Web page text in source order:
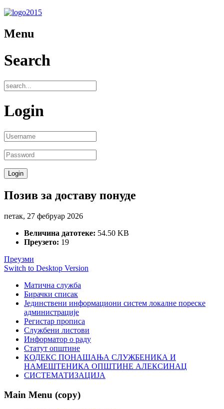
Menu
Search
Login
Позив за доставу понуде
петак, 27 фебруар 2026
Величина датотеке: 54.50 KB
Преузето: 19
Преузми
Switch to Desktop Version
Матична служба
Бирачки списак
Јединствени информациони систем локалне пореске
администрације
Регистар прописа
Службени листови
Информатор о раду
Статут општине
КОДЕКС ПОНАШАЊА СЛУЖБЕНИКА И
НАМЕШТЕНИКА ОПШТИНЕ АЛЕКСИНАЦ
СИСТЕМАТИЗАЦИЈА
Main Menu (copy)